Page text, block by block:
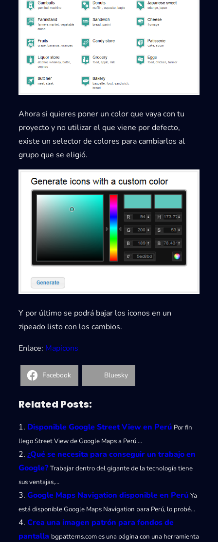
Ahora si quieres poner un color que vaya con tu
proyecto y no utilizar el que viene por defecto,
existe un selector de colores para cambiarlos al
grupo que se eligió.
Y por último se podrá bajar los iconos en un
zipeado listo con los cambios.
Enlace: Mapicons
Facebook Bluesky
Related Posts:
Disponible Google Street View en Perú Por fin
llego Street View de Google Maps a Perú….
¿Qué se necesita para conseguir un trabajo en
Google? Trabajar dentro del gigante de la tecnología tiene
sus ventajas,…
Google Maps Navigation disponible en Perú Ya
está disponible Google Maps Navigation para Perú, lo probé…
Crea una imagen patrón para fondos de
pantalla bgpatterns.com es una página con una herramienta